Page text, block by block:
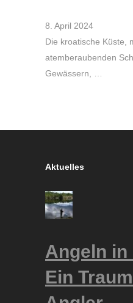
8. April 2024
Die kroatische Küste,
atemberaubenden
Gewässern, …
Aktuelles
Angeln in
Ein